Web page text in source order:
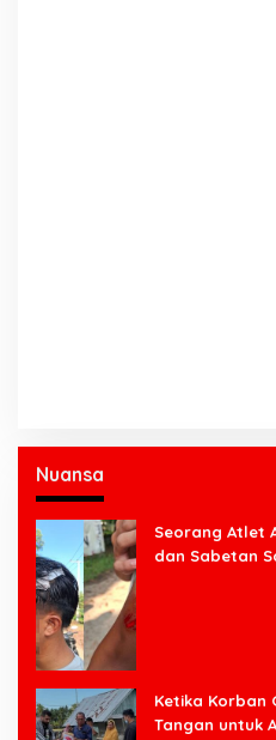
Nuansa
Seorang Atlet
dan Sabetan
Ketika Korban
Tangan untuk